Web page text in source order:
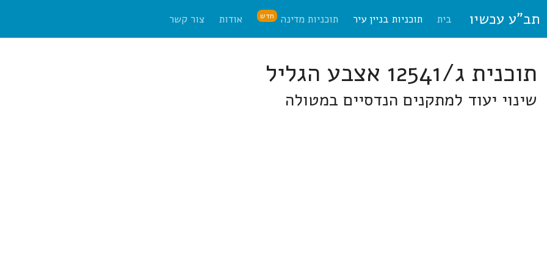
תב"ע עכשיו בית תוכניות בניין עיר תוכניות מדינה חדש אודות צור קשר
תוכנית ג/12541 אצבע הגליל
שינוי יעוד למתקנים הנדסיים במטולה